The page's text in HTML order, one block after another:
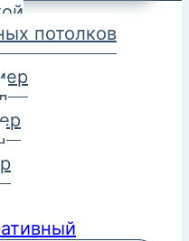
потолков